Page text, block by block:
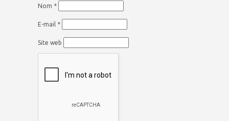
Nom *
E-mail *
Site web